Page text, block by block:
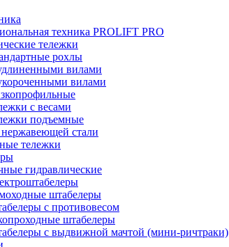
техника PROLIFT PRO
тележки
рохлы
вилами
вилами
с весами
подъемные
стали
тележки
гидравлические
штабелеры
с противовесом
штабелеры
с выдвижной мачтой (мини-ричтраки)